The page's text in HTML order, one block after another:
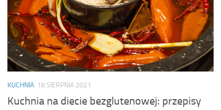
KUCHNIA 18 SIERPNIA 2021
Kuchnia na diecie bezglutenowej: przepisy